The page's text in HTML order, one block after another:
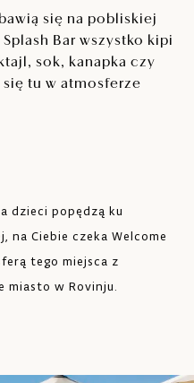
się na pobliskiej
Bar wszystko kipi
sok, kanapka czy
się tu w atmosferze
dzieci popędzą ku
na Ciebie czeka Welcome
tego miejsca z
miasto w Rovinju.